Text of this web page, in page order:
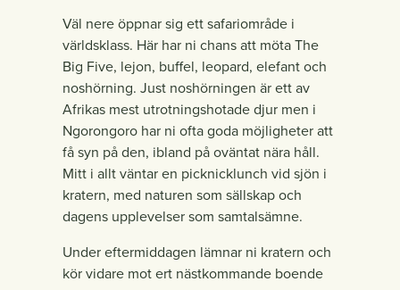
Väl nere öppnar sig ett safariområde i
världsklass. Här har ni chans att möta The
Big Five, lejon, buffel, leopard, elefant och
noshörning. Just noshörningen är ett av
Afrikas mest utrotningshotade djur men i
Ngorongoro har ni ofta goda möjligheter att
få syn på den, ibland på oväntat nära håll.
Mitt i allt väntar en picknicklunch vid sjön i
kratern, med naturen som sällskap och
dagens upplevelser som samtalsämne.
Under eftermiddagen lämnar ni kratern och
kör vidare mot ert nästkommande boende